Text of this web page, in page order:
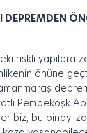
DEPREMDEN
riskli yapılara
önüne
Pembeköşk
biz, bu binayı